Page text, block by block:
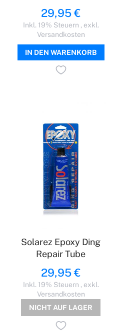
29,95 €
Inkl. 19% Steuern , exkl.
Versandkosten
IN DEN WARENKORB
Solarez Epoxy Ding
Repair Tube
29,95 €
Inkl. 19% Steuern , exkl.
Versandkosten
NICHT AUF LAGER